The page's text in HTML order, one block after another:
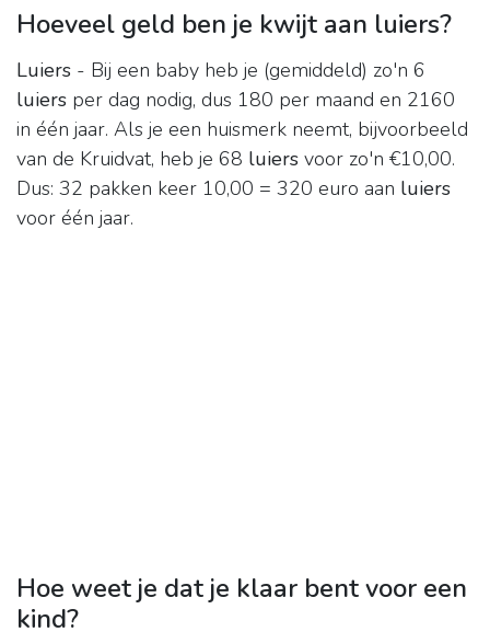
Hoeveel geld ben je kwijt aan luiers?
Luiers - Bij een baby heb je (gemiddeld) zo'n 6
luiers per dag nodig, dus 180 per maand en 2160
in één jaar. Als je een huismerk neemt, bijvoorbeeld
van de Kruidvat, heb je 68 luiers voor zo'n €10,00.
Dus: 32 pakken keer 10,00 = 320 euro aan luiers
voor één jaar.
Hoe weet je dat je klaar bent voor een
kind?